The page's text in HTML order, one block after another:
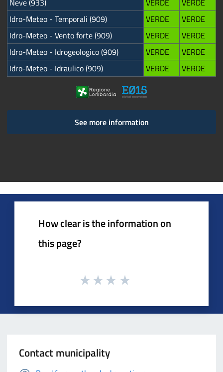
Neve (933) VERDE
VERDE
Idro-Meteo - Temporali (909)
VERDE
VERDE
Idro-Meteo - Vento forte (909)
VERDE
VERDE
Idro-Meteo - Idrogeologico (909)
VERDE
VERDE
Idro-Meteo - Idraulico (909)
VERDE VERDE
See more information
How clear is the information on
this page?
Contact municipality